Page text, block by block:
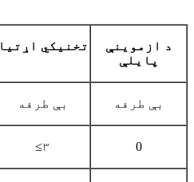
تخنیکي اړتیا
د ازموینې
پایلې
بې طرفه بې طرفه
≤۳ 0